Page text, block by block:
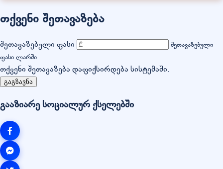
თქვენი შეთავაზება
შეთავაზებული ფასი
შეთავაზებული
ფასი ლარში
თქვენი შეთავაზება დაფიქსირდება სისტემაში.
გაგზავნა
გააზიარე სოციალურ ქსელებში